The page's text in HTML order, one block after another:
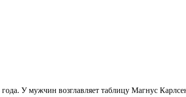
У мужчин возглавляет таблицу Магнус